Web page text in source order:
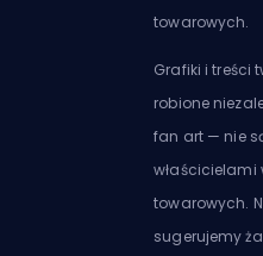
towarowych.
Grafiki i treści
robione
fan art — nie
towarowych.
sugerujemy